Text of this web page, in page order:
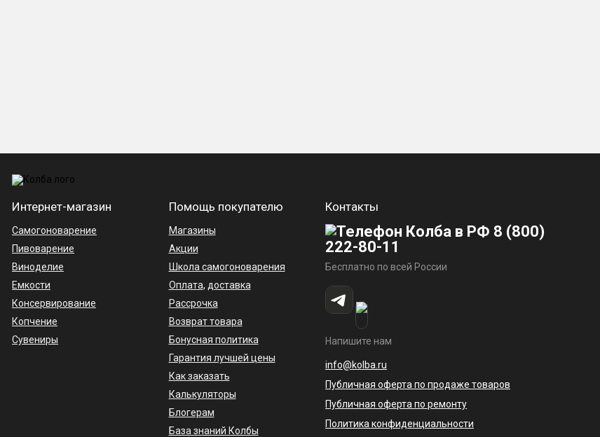
Интернет-магазин
Самогоноварение
Пивоварение
Виноделие
Емкости
Консервирование
Копчение
Сувениры
Помощь покупателю
Магазины
Акции
Школа самогоноварения
Оплата, доставка
Рассрочка
Возврат товара
Бонусная политика
Гарантия лучшей цены
Как заказать
Калькуляторы
Блогерам
База знаний Колбы
Контакты
8 (800)
222-80-11
Бесплатно по всей России
Напишите нам
info@kolba.ru
Публичная оферта по продаже товаров
Публичная оферта по ремонту
Политика конфиденциальности